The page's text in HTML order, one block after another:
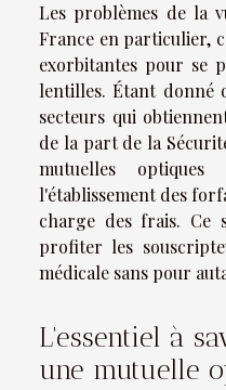
Les problèmes de la
France en particulier,
exorbitantes pour se
lentilles. Étant donné
secteurs qui
de la part de la
mutuelles
l'établissement des
charge des frais. Ce
profiter les
médicale sans pour
L'essentiel à
une mutuelle